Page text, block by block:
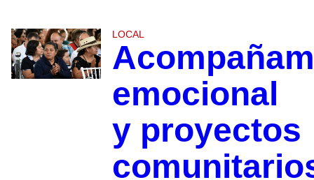
LOCAL
emocional
y proyectos